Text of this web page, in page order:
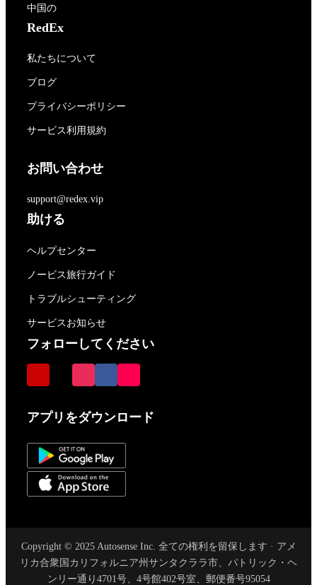
中国の
RedEx
私たちについて
ブログ
プライバシーポリシー
サービス利用規約
お問い合わせ
support@redex.vip
助ける
ヘルプセンター
ノービス旅行ガイド
トラブルシューティング
サービスお知らせ
フォローしてください
アプリをダウンロード
Copyright © 2025 Autosense Inc. 全ての権利を留保します · アメ
リカ合衆国カリフォルニア州サンタクララ市、パトリック・ヘ
ンリー通り4701号、4号館402号室、郵便番号95054